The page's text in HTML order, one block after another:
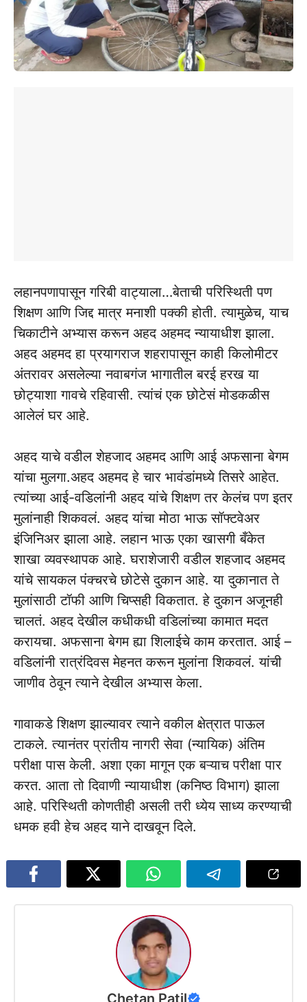
लहानपणापासून गरिबी वाट्याला…बेताची परिस्थिती पण
शिक्षण आणि जिद्द मात्र मनाशी पक्की होती. त्यामुळेच, याच
चिकाटीने अभ्यास करून अहद अहमद न्यायाधीश झाला.
अहद अहमद हा प्रयागराज शहरापासून काही किलोमीटर
अंतरावर असलेल्या नवाबगंज भागातील बरई हरख या
छोट्याशा गावचे रहिवासी. त्यांचं एक छोटेसं मोडकळीस
आलेलं घर आहे.
अहद याचे वडील शेहजाद अहमद आणि आई अफसाना बेगम
यांचा मुलगा.अहद अहमद हे चार भावंडांमध्ये तिसरे आहेत.
त्यांच्या आई-वडिलांनी अहद यांचे शिक्षण तर केलंच पण इतर
मुलांनाही शिकवलं. अहद यांचा मोठा भाऊ सॉफ्टवेअर
इंजिनिअर झाला आहे. लहान भाऊ एका खासगी बँकेत
शाखा व्यवस्थापक आहे. घराशेजारी वडील शहजाद अहमद
यांचे सायकल पंक्चरचे छोटेसे दुकान आहे. या दुकानात ते
मुलांसाठी टॉफी आणि चिप्सही विकतात. हे दुकान अजूनही
चालतं. अहद देखील कधीकधी वडिलांच्या कामात मदत
करायचा. अफसाना बेगम ह्या शिलाईचे काम करतात. आई –
वडिलांनी रात्रंदिवस मेहनत करून मुलांना शिकवलं. यांची
जाणीव ठेवून त्याने देखील अभ्यास केला.
गावाकडे शिक्षण झाल्यावर त्याने वकील क्षेत्रात पाऊल
टाकले. त्यानंतर प्रांतीय नागरी सेवा (न्यायिक) अंतिम
परीक्षा पास केली. अशा एका मागून एक बऱ्याच परीक्षा पार
करत. आता तो दिवाणी न्यायाधीश (कनिष्ठ विभाग) झाला
आहे. परिस्थिती कोणतीही असली तरी ध्येय साध्य करण्याची
धमक हवी हेच अहद याने दाखवून दिले.